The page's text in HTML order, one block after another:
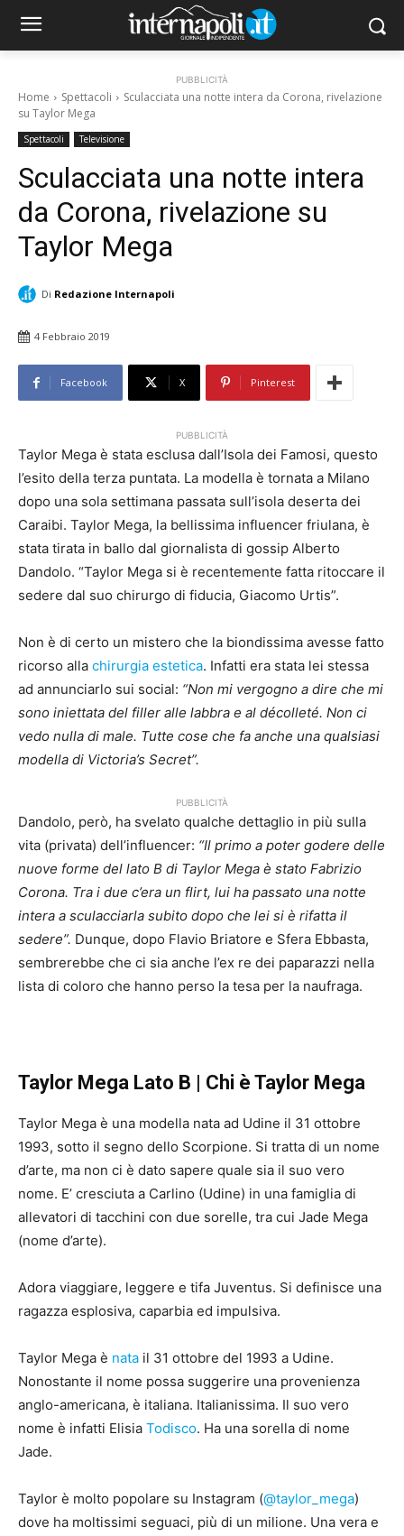
PUBBLICITÀ
Home Spettacoli
Sculacciata una notte intera da Corona, rivelazione
su Taylor Mega
Spettacoli Televisione
Sculacciata una notte intera
da Corona, rivelazione su
Taylor Mega
Di Redazione Internapoli
4 Febbraio 2019
Facebook X Pinterest
PUBBLICITÀ
Taylor Mega è stata esclusa dall’Isola dei Famosi, questo
l’esito della terza puntata. La modella è tornata a Milano
dopo una sola settimana passata sull’isola deserta dei
Caraibi. Taylor Mega, la bellissima influencer friulana, è
stata tirata in ballo dal giornalista di gossip Alberto
Dandolo. “Taylor Mega si è recentemente fatta ritoccare il
sedere dal suo chirurgo di fiducia, Giacomo Urtis”.
Non è di certo un mistero che la biondissima avesse fatto
ricorso alla chirurgia estetica. Infatti era stata lei stessa
ad annunciarlo sui social: “Non mi vergogno a dire che mi
sono iniettata del filler alle labbra e al décolleté. Non ci
vedo nulla di male. Tutte cose che fa anche una qualsiasi
modella di Victoria’s Secret”.
PUBBLICITÀ
Dandolo, però, ha svelato qualche dettaglio in più sulla
vita (privata) dell’influencer: “Il primo a poter godere delle
nuove forme del lato B di Taylor Mega è stato Fabrizio
Corona. Tra i due c’era un flirt, lui ha passato una notte
intera a sculacciarla subito dopo che lei si è rifatta il
sedere”. Dunque, dopo Flavio Briatore e Sfera Ebbasta,
sembrerebbe che ci sia anche l’ex re dei paparazzi nella
lista di coloro che hanno perso la tesa per la naufraga.
Taylor Mega Lato B | Chi è Taylor Mega
Taylor Mega è una modella nata ad Udine il 31 ottobre
1993, sotto il segno dello Scorpione. Si tratta di un nome
d’arte, ma non ci è dato sapere quale sia il suo vero
nome. E’ cresciuta a Carlino (Udine) in una famiglia di
allevatori di tacchini con due sorelle, tra cui Jade Mega
(nome d’arte).
Adora viaggiare, leggere e tifa Juventus. Si definisce una
ragazza esplosiva, caparbia ed impulsiva.
Taylor Mega è nata il 31 ottobre del 1993 a Udine.
Nonostante il nome possa suggerire una provenienza
anglo-americana, è italiana. Italianissima. Il suo vero
nome è infatti Elisia Todisco. Ha una sorella di nome
Jade.
Taylor è molto popolare su Instagram (@taylor_mega)
dove ha moltissimi seguaci, più di un milione. Una vera e